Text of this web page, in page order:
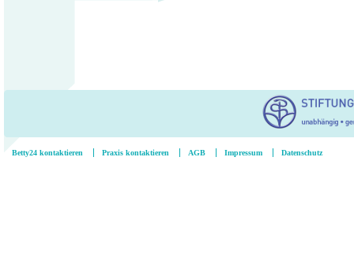
Betty24 kontaktieren Praxis kontaktieren AGB Impressum Datenschutz